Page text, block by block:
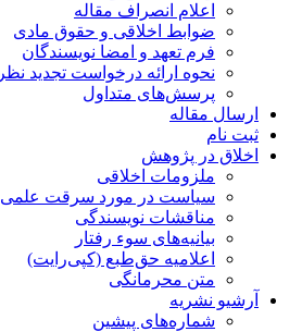
اعلام انصراف مقاله
ضوابط اخلاقی و حقوق مادی
فرم تعهد و امضا نویسندگان
نحوه ارائه درخواست تجدید نظر
پرسش‌های متداول
ارسال مقاله
ثبت نام
اخلاق در پژوهش
ملزومات اخلاقی
سیاست در مورد سرقت علمی
مناقشات نویسندگی
بیانیه‌های سوء رفتار
اعلامیه حق‌طبع (کپی‌رایت)
متن محرمانگی
آرشیو نشریه
شماره‌های پیشین